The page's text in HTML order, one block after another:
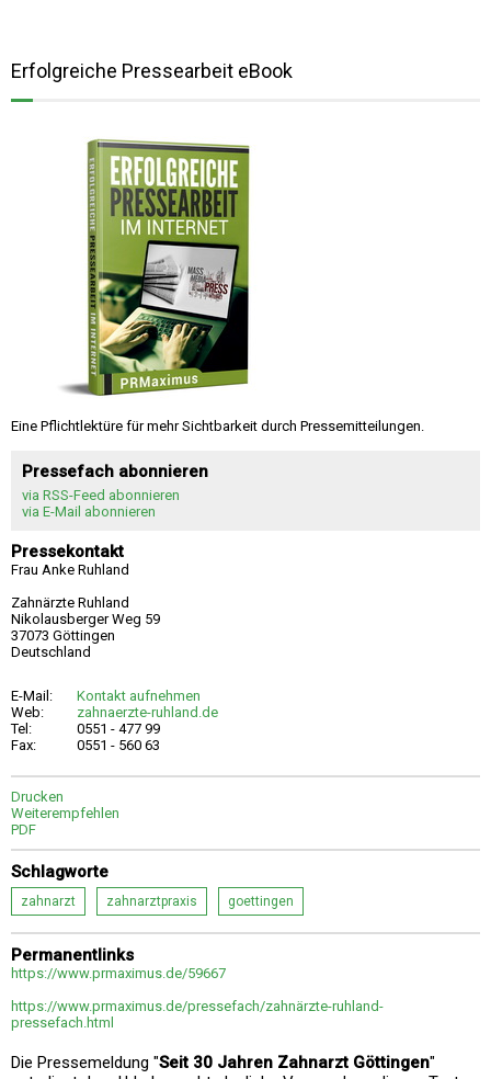
Erfolgreiche Pressearbeit eBook
Eine Pflichtlektüre für mehr Sichtbarkeit durch Pressemitteilungen.
Pressefach abonnieren
via RSS-Feed abonnieren
via E-Mail abonnieren
Pressekontakt
Frau Anke Ruhland
Zahnärzte Ruhland
Nikolausberger Weg 59
37073 Göttingen
Deutschland
E-Mail:
Kontakt aufnehmen
Web:
zahnaerzte-ruhland.de
Tel:
0551 - 477 99
Fax:
0551 - 560 63
Drucken
Weiterempfehlen
PDF
Schlagworte
zahnarzt zahnarztpraxis goettingen
Permanentlinks
https://www.prmaximus.de/59667
https://www.prmaximus.de/pressefach/zahnärzte-ruhland-
pressefach.html
Die Pressemeldung "Seit 30 Jahren Zahnarzt Göttingen"